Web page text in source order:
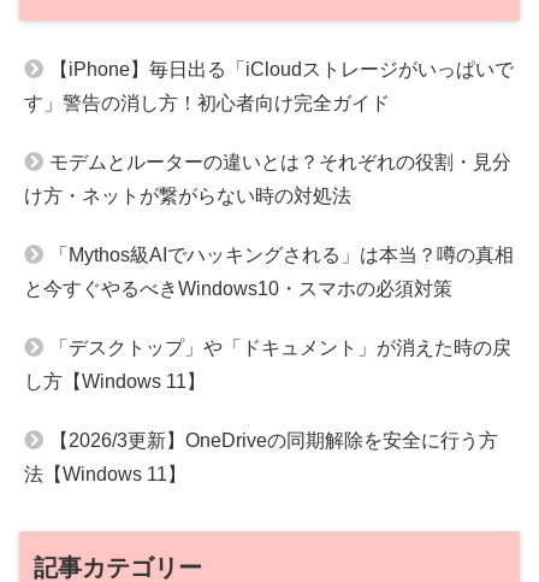
【iPhone】毎日出る「iCloudストレージがいっぱいで
す」警告の消し方！初心者向け完全ガイド
モデムとルーターの違いとは？それぞれの役割・見分
け方・ネットが繋がらない時の対処法
「Mythos級AIでハッキングされる」は本当？噂の真相
と今すぐやるべきWindows10・スマホの必須対策
「デスクトップ」や「ドキュメント」が消えた時の戻
し方【Windows 11】
【2026/3更新】OneDriveの同期解除を安全に行う方
法【Windows 11】
記事カテゴリー